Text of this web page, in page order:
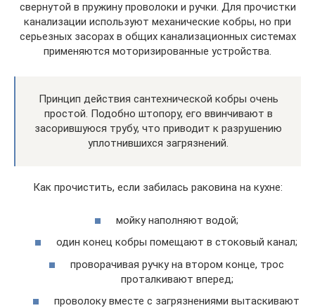
свернутой в пружину проволоки и ручки. Для прочистки
канализации используют механические кобры, но при
серьезных засорах в общих канализационных системах
применяются моторизированные устройства.
Принцип действия сантехнической кобры очень
простой. Подобно штопору, его ввинчивают в
засорившуюся трубу, что приводит к разрушению
уплотнившихся загрязнений.
Как прочистить, если забилась раковина на кухне:
мойку наполняют водой;
один конец кобры помещают в стоковый канал;
проворачивая ручку на втором конце, трос
проталкивают вперед;
проволоку вместе с загрязнениями вытаскивают